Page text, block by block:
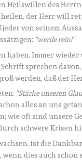
Heilswillen des
der Herr will
von seinem
“werde rein!”
haben. Immer
sprechen
werden, daß der
“Stärke unseren
alles an uns
wie oft sind unsere
schwere Krisen
ist die
dies auch